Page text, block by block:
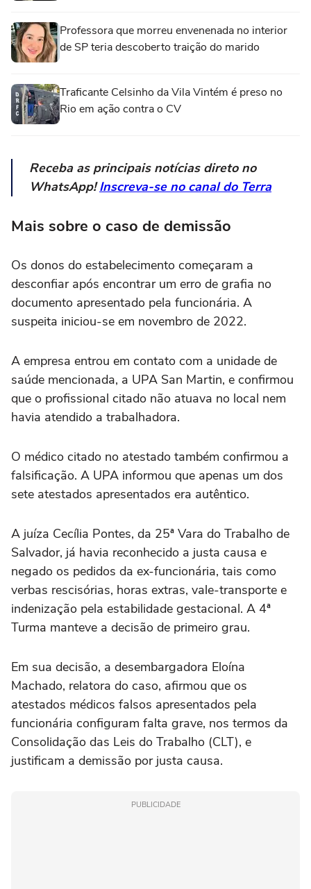
Professora que morreu envenenada no interior
de SP teria descoberto traição do marido
Traficante Celsinho da Vila Vintém é preso no
Rio em ação contra o CV
Receba as principais notícias direto no
WhatsApp!Inscreva-se no canal do Terra
Mais sobre o caso de demissão
Os donos do estabelecimento começaram a
desconfiar após encontrar um erro de grafia no
documento apresentado pela funcionária. A
suspeita iniciou-se em novembro de 2022.
A empresa entrou em contato com a unidade de
saúde mencionada, a UPA San Martin, e confirmou
que o profissional citado não atuava no local nem
havia atendido a trabalhadora.
O médico citado no atestado também confirmou a
falsificação. A UPA informou que apenas um dos
sete atestados apresentados era autêntico.
A juíza Cecília Pontes, da 25ª Vara do Trabalho de
Salvador, já havia reconhecido a justa causa e
negado os pedidos da ex-funcionária, tais como
verbas rescisórias, horas extras, vale-transporte e
indenização pela estabilidade gestacional. A 4ª
Turma manteve a decisão de primeiro grau.
Em sua decisão, a desembargadora Eloína
Machado, relatora do caso, afirmou que os
atestados médicos falsos apresentados pela
funcionária configuram falta grave, nos termos da
Consolidação das Leis do Trabalho (CLT), e
justificam a demissão por justa causa.
PUBLICIDADE